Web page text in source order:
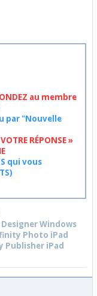
au membre
par "Nouvelle
RÉPONSE »
qui vous
Windows
Photo iPad
Publisher iPad